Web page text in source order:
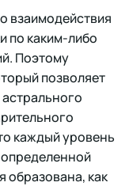
взаимодействия
по каким-либо
Поэтому
позволяет
каждый уровень
определенной
образована, как